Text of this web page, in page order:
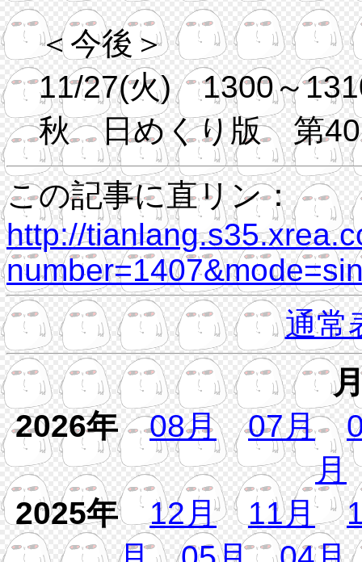
＜今後＞
11/27(火) 1300～
秋 日めくり版 第40
この記事に直リン：
http://
通常
2026年08月 07月
月
2025年12月 11月